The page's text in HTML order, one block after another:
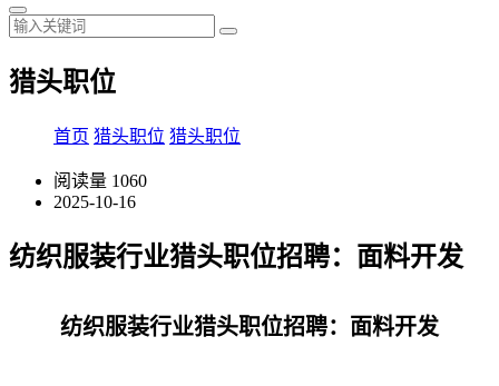
猎头职位
首页 猎头职位 猎头职位
阅读量 1060
2025-10-16
纺织服装行业猎头职位招聘：面料开发
纺织服装行业猎头职位招聘：面料开发